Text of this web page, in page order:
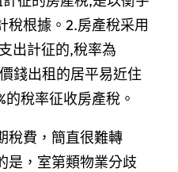
稅根據。2.房產稅采用
出計征的,稅率為
錢出租的居平易近住
稅率征收房產稅。
稅費，簡直很難轉
是，室第類物業分歧